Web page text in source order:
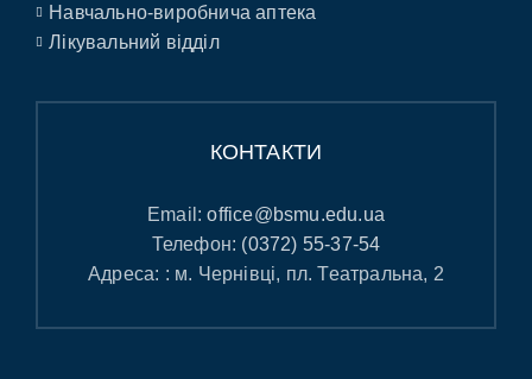
Навчально-виробнича аптека
Лікувальний відділ
КОНТАКТИ
Email:office@bsmu.edu.ua
Телефон: (0372) 55-37-54
Адреса: : м. Чернівці, пл. Театральна, 2